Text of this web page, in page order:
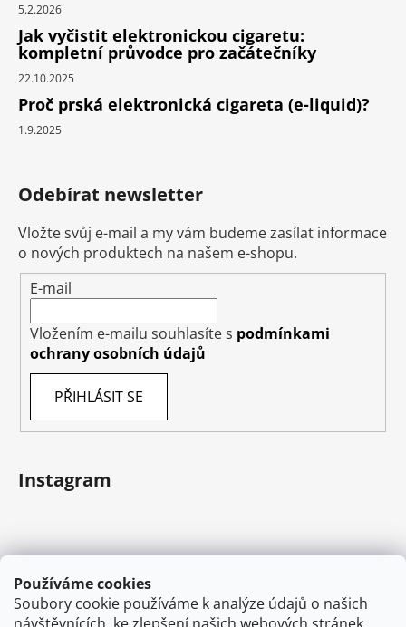
Používáme cookies
Soubory cookie používáme k analýze údajů o našich
5.2.2026
Jak vyčistit elektronickou cigaretu:
kompletní průvodce pro začátečníky
22.10.2025
Proč prská elektronická cigareta (e-liquid)?
1.9.2025
Odebírat newsletter
Vložte svůj e-mail a my vám budeme zasílat informace
o nových produktech na našem e-shopu.
E-mail
Vložením e-mailu souhlasíte s podmínkami
ochrany osobních údajů
PŘIHLÁSIT SE
Instagram